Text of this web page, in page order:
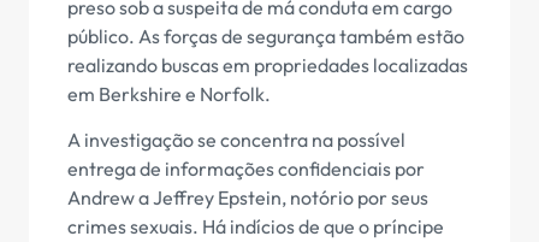
preso sob a suspeita de má conduta em cargo
público. As forças de segurança também estão
realizando buscas em propriedades localizadas
em Berkshire e Norfolk.
A investigação se concentra na possível
entrega de informações confidenciais por
Andrew a Jeffrey Epstein, notório por seus
crimes sexuais. Há indícios de que o príncipe